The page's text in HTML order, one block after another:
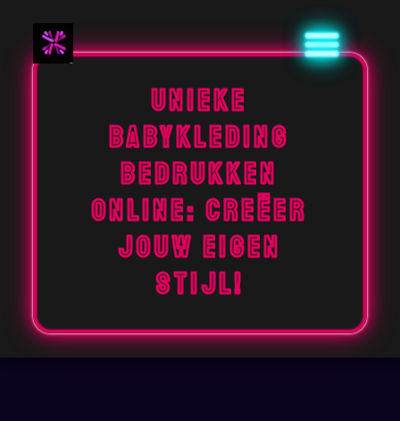
inhoud
Unieke
babykleding
bedrukken
online: Creëer
jouw eigen
stijl!